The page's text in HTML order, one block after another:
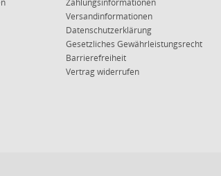
Zahlungsinformationen
Versandinformationen
Datenschutzerklärung
Gesetzliches Gewährleistungsrecht
Barrierefreiheit
Vertrag widerrufen